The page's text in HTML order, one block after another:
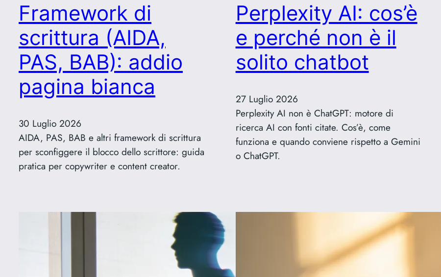
Framework di
scrittura (AIDA,
PAS, BAB): addio
pagina bianca
30 Luglio 2026
AIDA, PAS, BAB e altri framework di scrittura
per sconfiggere il blocco dello scrittore: guida
pratica per copywriter e content creator.
Perplexity AI: cos’è
e perché non è il
solito chatbot
27 Luglio 2026
Perplexity AI non è ChatGPT: motore di
ricerca AI con fonti citate. Cos’è, come
funziona e quando conviene rispetto a Gemini
o ChatGPT.